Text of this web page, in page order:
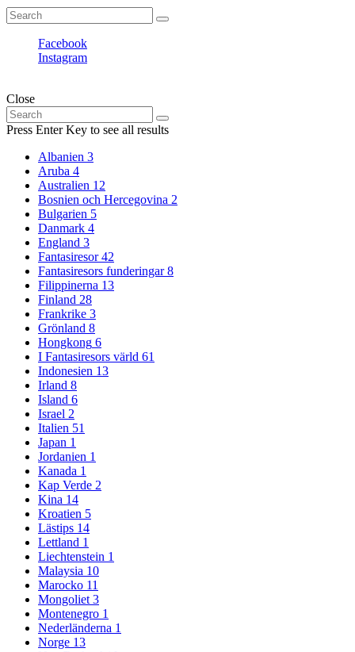
Search
for:
Search
Facebook
Instagram
Close
Search
for:
Search
Press Enter Key to see all results
Albanien 3
Aruba 4
Australien 12
Bosnien och Hercegovina 2
Bulgarien 5
Danmark 4
England 3
Fantasiresor 42
Fantasiresors funderingar 8
Filippinerna 13
Finland 28
Frankrike 3
Grönland 8
Hongkong 6
I Fantasiresors värld 61
Indonesien 13
Irland 8
Island 6
Israel 2
Italien 51
Japan 1
Jordanien 1
Kanada 1
Kap Verde 2
Kina 14
Kroatien 5
Lästips 14
Lettland 1
Liechtenstein 1
Malaysia 10
Marocko 11
Mongoliet 3
Montenegro 1
Nederländerna 1
Norge 13